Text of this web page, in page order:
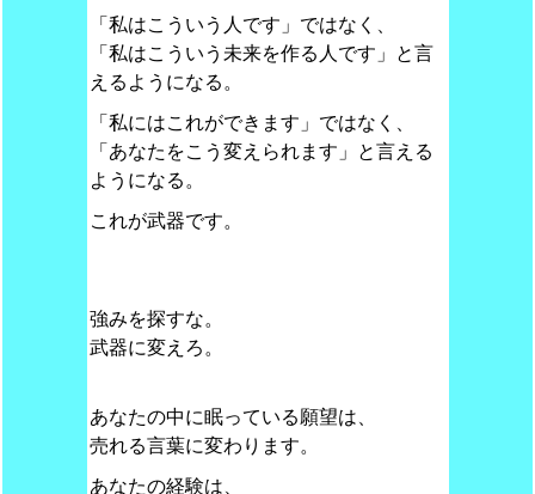
「私はこういう人です」ではなく、
「私はこういう未来を作る人です」と言
えるようになる。
「私にはこれができます」ではなく、
「あなたをこう変えられます」と言える
ようになる。
これが武器です。
強みを探すな。
武器に変えろ。
あなたの中に眠っている願望は、
売れる言葉に変わります。
あなたの経験は、